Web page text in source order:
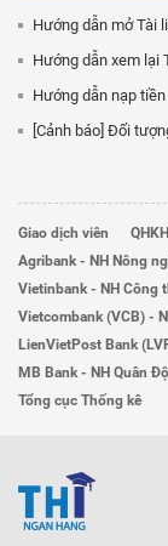
Hướng dẫn mở Tài
Hướng dẫn xem lại
Hướng dẫn nạp
[Cảnh báo] Đối
Giao dịch viên
Agribank - NH Nông
Vietinbank - NH Công
Vietcombank (VCB) -
LienVietPost Bank
MB Bank - NH Quân
Tổng cục Thống kê